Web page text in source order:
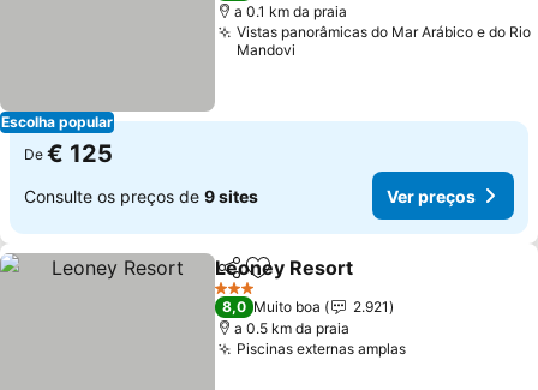
Escolha popular
a 0.1 km da praia
Vistas panorâmicas do Mar Arábico e do Rio
Mandovi
De € 125
Consulte os preços de 9 sites Ver preços
PartilharAdicionar aos favoritos
Leoney Resort
3 Estrelas
8,0 Muito boa
2.921
a 0.5 km da praia
Piscinas externas amplas